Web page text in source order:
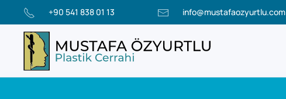
+90 541 838 01 13 info@mustafaozyurtlu.com